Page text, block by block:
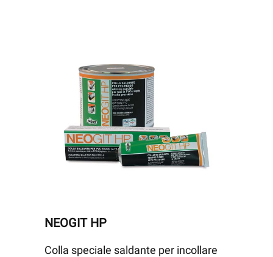
NEOGIT HP
Colla speciale saldante per incollare